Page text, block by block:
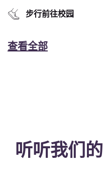
步行前往校园
查看全部
听听我们